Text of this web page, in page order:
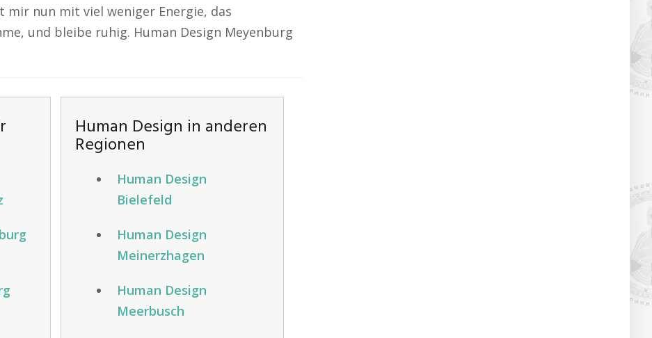
mir nun mit viel weniger Energie, das
und bleibe ruhig. Human Design Meyenburg
Human Design in anderen
Regionen
Human Design
Bielefeld
Human Design
Meinerzhagen
Human Design
Meerbusch